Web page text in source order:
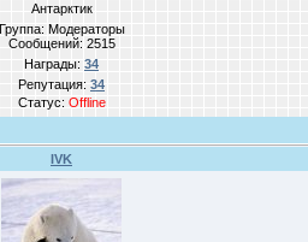
Антарктик
Группа: Модераторы
Сообщений: 2515
Награды: 34
Репутация: 34
Статус: Offline
IVK